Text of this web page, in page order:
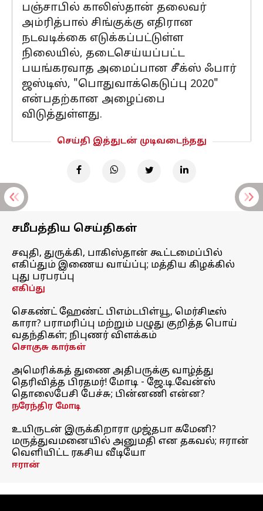
பஞ்சாபில் காலிஸ்தான் தலைவர்
அம்ரித்பால் சிங்குக்கு எதிரான
நடவடிக்கை எடுக்கப்பட்டுள்ள
நிலையில், தடைசெய்யப்பட்ட
பயங்கரவாத அமைப்பான சீக்ஸ் ஃபார்
ஜஸ்டிஸ், "பொதுவாக்கெடுப்பு 2020"
என்பதற்கான அழைப்பை
விடுத்துள்ளது.
செய்தி இத்துடன் முடிவடைந்தது
சமீபத்திய செய்திகள்
சவுதி, துருக்கி, பாகிஸ்தான் கூட்டமைப்பில்
எகிப்தும் இணைய வாய்ப்பு; மத்திய கிழக்கில்
புது பரபரப்பு
எகிப்து
செகண்ட் ஹேண்ட் பிஎம்டபிள்யூ, மெர்சிடீஸ்
காரா? பராமரிப்பு மற்றும் பழுது குறித்த பொய்
வதந்திகள்; நிபுணர் விளக்கம்
சொகுசு கார்கள்
அமெரிக்கத் துணை அதிபருக்கு வாழ்த்து
தெரிவித்த பிரதமர்! மோடி - ஜே.டி.வேன்ஸ்
தொலைபேசி பேச்சு; பின்னணி என்ன?
நரேந்திர மோடி
உயிருடன் இருக்கிறாரா முஜ்தபா கமேனி?
மருத்துவமனையில் அனுமதி என தகவல்; ஈரான்
வெளியிட்ட ரகசிய வீடியோ
ஈரான்